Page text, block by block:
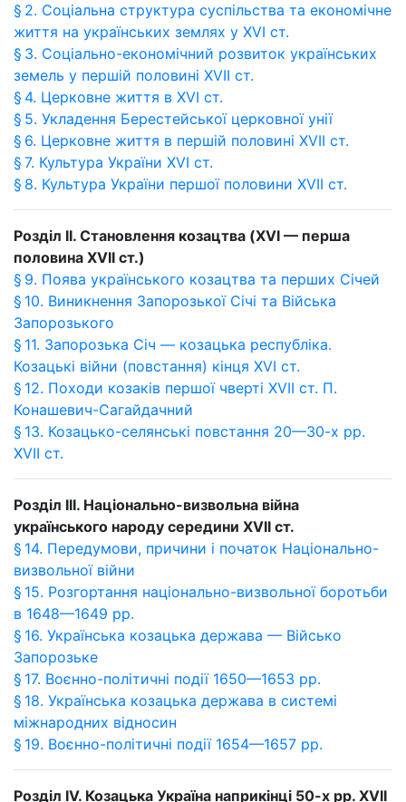
§ 2. Соціальна структура суспільства та економічне
життя на українських землях у XVI ст.
§ 3. Соціально-економічний розвиток українських
земель у першій половині XVII ст.
§ 4. Церковне життя в XVI ст.
§ 5. Укладення Берестейської церковної унії
§ 6. Церковне життя в першій половині XVII ст.
§ 7. Культура України XVI ст.
§ 8. Культура України першої половини XVII ст.
Розділ II. Становлення козацтва (XVI — перша
половина XVII ст.)
§ 9. Поява українського козацтва та перших Січей
§ 10. Виникнення Запорозької Січі та Війська
Запорозького
§ 11. Запорозька Січ — козацька республіка.
Козацькі війни (повстання) кінця XVI ст.
§ 12. Походи козаків першої чверті XVII ст. П.
Конашевич-Сагайдачний
§ 13. Козацько-селянські повстання 20—30-х рр.
XVII ст.
Розділ III. Національно-визвольна війна
українського народу середини XVII ст.
§ 14. Передумови, причини і початок Національно-
визвольної війни
§ 15. Розгортання національно-визвольної боротьби
в 1648—1649 рр.
§ 16. Українська козацька держава — Військо
Запорозьке
§ 17. Воєнно-політичні події 1650—1653 рр.
§ 18. Українська козацька держава в системі
міжнародних відносин
§ 19. Воєнно-політичні події 1654—1657 рр.
Розділ IV. Козацька Україна наприкінці 50-х рр. XVII